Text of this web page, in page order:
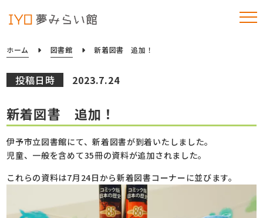
ホーム 図書館 新着図書 追加！
投稿日時 2023.7.24
新着図書 追加！
伊予市立図書館にて、新着図書が到着いたしました。
児童、一般を含めて35冊の資料が追加されました。
これらの資料は7月24日から新着図書コーナーに並びます。